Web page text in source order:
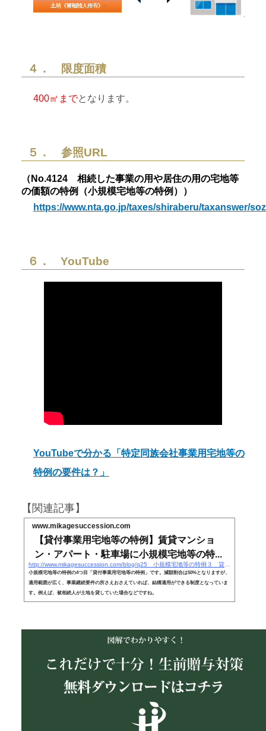
４． 限度面積
400㎡までとなります。
５． 参照URL
（No.4124 相続した事業の用や居住の用の宅地等
の価額の特例（小規模宅地等の特例））
https://www.nta.go.jp/taxes/shiraberu/taxanswer/
６． YouTube
YouTubeで分かる「特定同族会社事業用宅地等の
特例の要件は？」
【関連記事】
www.mikagesuccession.com
【貸付事業用宅地等の特例】賃貸マンショ
ン・アパート・駐車場に小規模宅地等の特...
http://www.mikagesuccession.com/blog/q25 小規模宅地等の特例３ 貸付事業用宅地等の
小規模宅地等の特例の4つ目「貸付事業用宅地等の特例」です。減額割合は50%となりますが、
適用範囲が広く、事業継続要件の所さえおさえていれば、結構適用ができる制度となっていま
す。例えば、被相続人が土地を貸していた場合などですね。